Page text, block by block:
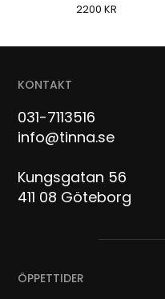
2200KR
KONTAKT
031-7113516
info@tinna.se
Kungsgatan 56
411 08 Göteborg
ÖPPETTIDER